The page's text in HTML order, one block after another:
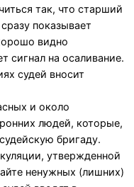
так, что старший
показывает
видно
сигнал на осаливание.
судей вносит
и около
людей, которые,
бригаду.
утвержденной
ненужных (лишних)